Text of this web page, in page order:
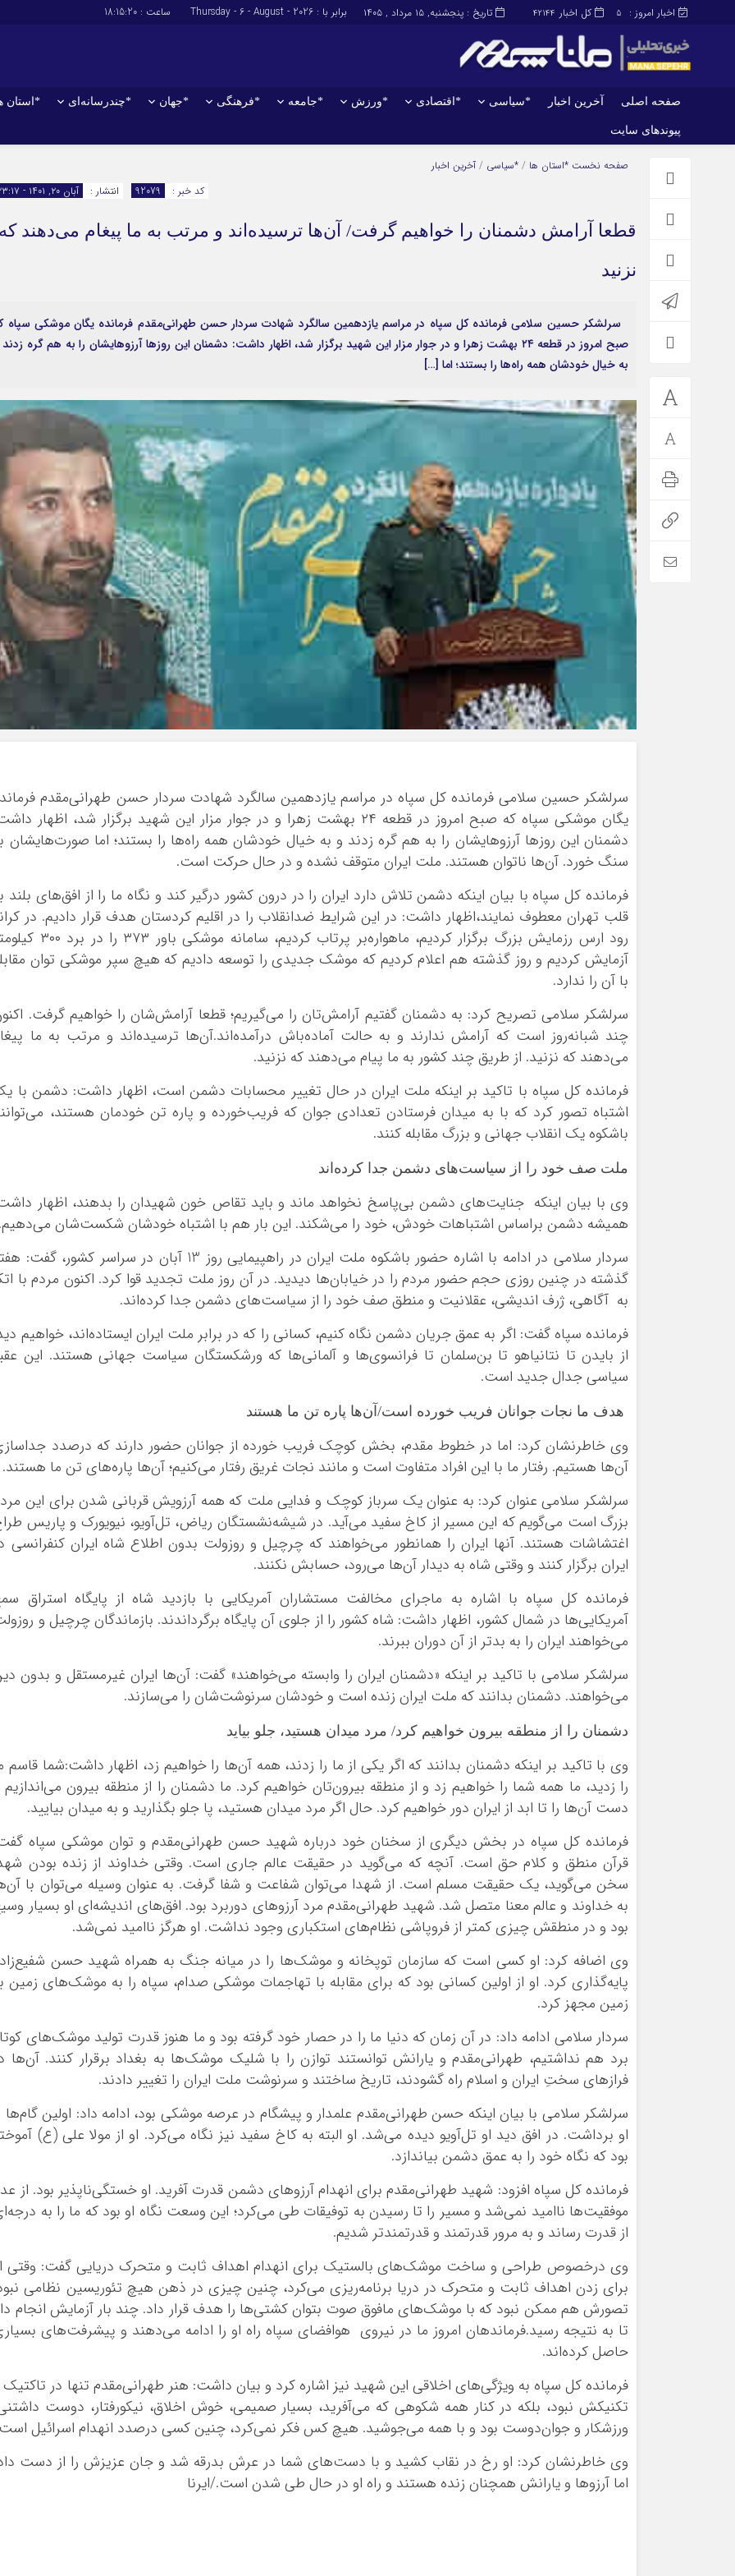
کل اخبار 42144 اخبار امروز : 5 تاریخ : پنجشنبه, ۱۵ مرداد , ۱۴۰۵ برابر با : Thursday - 6 - August - 2026 ساعت : 18:15:21
صفحه اصلی آخرین اخبار *سیاسی *اقتصادی *ورزش *جامعه *فرهنگی *جهان *چندرسانه‌ای *استان
پیوندهای سایت
صفحه اصلی آخرین اخبار
مجلس
بانک ها
نفت و انرژی
ارتباطات و
اقتصاد بین
آگهی های
*فرهنگی *جهان
بین الملل
آسیای غربی
آمریکا و اروپا
*چندرسانه‌ای
صوت و فیلم
*استان ها
آذربایجان شرقی
آذربایجان
البرز
تهران
چهار محال و
خراسان
خراسان
خوزستان
زنجان
سمنان
فارس
قزوین
کردستان
کرمان
گیلان
لرستان
مازندران
مرکزی
همدان
یزد
صفحه نخست *استان ها / *سیاسی / آخرین اخبار
انتشار :
آبان ۲۰, ۱۴۰۱ - ۲۳:۱۷ کد خبر : 92079
قطعا آرامش‌ دشمنان را خواهیم گرفت/ آن‌ها ترسیده‌اند و مرتب به ما پیغام می‌دهند که
نزنید
سرلشکر حسین سلامی فرمانده کل سپاه در مراسم یازدهمین سالگرد شهادت سردار حسن طهرانی‌مقدم فرمانده یگان موشکی سپاه
صبح امروز در قطعه ۲۴ بهشت زهرا و در جوار مزار این شهید برگزار شد، اظهار داشت: دشمنان این روزها آرزوهایشان را به هم گره
به خیال خودشان همه راه‌ها را بستند؛ اما […]
سرلشکر حسین سلامی فرمانده کل سپاه در مراسم یازدهمین سالگرد شهادت سردار حسن طهرانی‌مقدم
یگان موشکی سپاه که صبح امروز در قطعه ۲۴ بهشت زهرا و در جوار مزار این شهید برگزار شد، اظهار
دشمنان این روزها آرزوهایشان را به هم گره زدند و به خیال خودشان همه راه‌ها را بستند؛ اما صورت‌هایشان
سنگ خورد. آن‌ها ناتوان هستند. ملت ایران متوقف نشده و در حال حرکت است.
فرمانده کل سپاه با بیان اینکه دشمن تلاش دارد ایران را در درون کشور درگیر کند و نگاه ما را از افق‌های بلند
قلب تهران معطوف نمایند،اظهار داشت: در این شرایط ضدانقلاب را در اقلیم کردستان هدف قرار دادیم. در
رود ارس رزمایش بزرگ برگزار کردیم، ماهواره‌بر پرتاب کردیم، سامانه موشکی باور
آزمایش کردیم و روز گذشته هم اعلام کردیم که موشک جدیدی را توسعه دادیم که هیچ سپر موشکی توان
با آن را ندارد.
سرلشکر سلامی تصریح کرد: به دشمنان گفتیم آرامش‌تان را می‌گیریم؛ قطعا آرامش‌شان را خواهیم گرفت.
چند شبانه‌روز است که آرامش ندارند و به حالت آماده‌باش درآمده‌اند.آن‌ها ترسیده‌اند و مرتب به ما
می‌دهند که نزنید. از طریق چند کشور به ما پیام می‌دهند که نزنید.
فرمانده کل سپاه با تاکید بر اینکه ملت ایران در حال تغییر محسابات دشمن است، اظهار داشت: دشمن با
اشتباه تصور کرد که با به میدان فرستادن تعدادی جوان که فریب‌خورده و پاره تن خودمان هستند،
باشکوه یک انقلاب جهانی و بزرگ مقابله کنند.
ملت صف خود را از سیاست‌های دشمن جدا کرده‌اند
وی با بیان اینکه جنایت‌های دشمن بی‌پاسخ نخواهد ماند و باید تقاص خون شهیدان را بدهند، اظهار
همیشه دشمن براساس اشتباهات خودش، خود را می‌شکند. این بار هم با اشتباه خودشان شکست‌شان می‌دهیم.
سردار سلامی در ادامه با اشاره حضور باشکوه ملت ایران در راهپیمایی روز 13 آبان در سراسر کشور،
گذشته در چنین روزی حجم حضور مردم را در خیابان‌ها دیدید. در آن روز ملت تجدید قوا کرد. اکنون مردم با
به آگاهی، ژرف اندیشی، عقلانیت و منطق صف خود را از سیاست‌های دشمن جدا کرده‌اند.
فرمانده سپاه گفت: اگر به عمق جریان دشمن نگاه کنیم، کسانی را که در برابر ملت ایران ایستاده‌اند، خواهیم
از بایدن تا نتانیاهو تا بن‌سلمان تا فرانسوی‌ها و آلمانی‌ها که ورشکستگان سیاست جهانی هستند. این
سیاسی جدال جدید است.
هدف ما نجات جوانان فریب خورده است/آن‌ها پاره تن ما هستند
وی خاطرنشان کرد: اما در خطوط مقدم، بخش کوچک فریب خورده از جوانان حضور دارند که درصدد
آن‌ها هستیم. رفتار ما با این افراد متفاوت است و مانند نجات غریق رفتار می‌کنیم؛ آن‌ها پاره‌های تن ما هستند.
سرلشکر سلامی عنوان کرد: به عنوان یک سرباز کوچک و فدایی ملت که همه آرزویش قربانی شدن برای این
بزرگ است می‌گویم که این مسیر از کاخ سفید می‌آید. در شیشه‌نشستگان ریاض، تل‌آویو، نیویورک و پاریس
اغتشاشات هستند. آنها ایران را همانطور می‌خواهند که چرچیل و روزولت بدون اطلاع شاه ایران کنفرانسی
ایران برگزار کنند و وقتی شاه به دیدار آن‌ها می‌رود، حسابش نکنند.
فرمانده کل سپاه با اشاره به ماجرای مخالفت مستشاران آمریکایی با بازدید شاه از پایگاه استراق
آمریکایی‌ها در شمال کشور، اظهار داشت: شاه کشور را از جلوی آن پایگاه برگرداندند. بازماندگان چرچیل و
می‌خواهند ایران را به بدتر از آن دوران ببرند.
سرلشکر سلامی با تاکید بر اینکه «دشمنان ایران را وابسته می‌خواهند» گفت: آن‌ها ایران غیرمستقل و بدون
می‌خواهند. دشمنان بدانند که ملت ایران زنده است و خودشان سرنوشت‌شان را می‌سازند.
دشمنان را از منطقه بیرون خواهیم کرد/ مرد میدان هستید، جلو بیاید
وی با تاکید بر اینکه دشمنان بدانند که اگر یکی از ما را زدند، همه آن‌ها را خواهیم زد، اظهار داشت:شما قاسم
را زدید، ما همه شما را خواهیم زد و از منطقه بیرون‌تان خواهیم کرد. ما دشمنان را از منطقه بیرون
دست آن‌ها را تا ابد از ایران دور خواهیم کرد. حال اگر مرد میدان هستید، پا جلو بگذارید و به میدان بیایید.
فرمانده کل سپاه در بخش دیگری از سخنان خود درباره شهید حسن طهرانی‌مقدم و توان موشکی سپاه
قرآن منطق و کلام حق است. آنچه که می‌گوید در حقیقت عالم جاری است. وقتی خداوند از زنده بودن
سخن می‌گوید، یک حقیقت مسلم است. از شهدا می‌توان شفاعت و شفا گرفت. به عنوان وسیله می‌توان با
به خداوند و عالم معنا متصل شد. شهید طهرانی‌مقدم مرد آرزوهای دوربرد بود. افق‌های اندیشه‌ای او بسیار
بود و در منطقش چیزی کمتر از فروپاشی نظام‌های استکباری وجود نداشت. او هرگز ناامید نمی‌شد.
وی اضافه کرد: او کسی است که سازمان توپخانه و موشک‌ها را در میانه جنگ به همراه شهید حسن
پایه‌گذاری کرد. او از اولین کسانی بود که برای مقابله با تهاجمات موشکی صدام، سپاه را به موشک‌های زمین
زمین مجهز کرد.
سردار سلامی ادامه داد: در آن زمان که دنیا ما را در حصار خود گرفته بود و ما هنوز قدرت تولید موشک‌های
برد هم نداشتیم، طهرانی‌مقدم و یارانش توانستند توازن را با شلیک موشک‌ها به بغداد برقرار کنند. آن‌ها
فرازهای سختِ ایران و اسلام راه گشودند، تاریخ ساختند و سرنوشت ملت ایران را تغییر دادند.
سرلشکر سلامی با بیان اینکه حسن طهرانی‌مقدم علمدار و پیشگام در عرصه موشکی بود، ادامه داد: اولین گام‌ها
او برداشت. در افق دید او تل‌آویو دیده می‌شد. او البته به کاخ سفید نیز نگاه می‌کرد. او از مولا علی (ع)
بود که نگاه خود را به عمق دشمن بیاندازد.
فرمانده کل سپاه افزود: شهید طهرانی‌مقدم برای انهدام آرزوهای دشمن قدرت آفرید. او خستگی‌ناپذیر بود. از
موفقیت‌ها ناامید نمی‌شد و مسیر را تا رسیدن به توفیقات طی می‌کرد؛ این وسعت نگاه او بود که ما را به
از قدرت رساند و به مرور قدرتمند و قدرتمندتر شدیم.
وی درخصوص طراحی و ساخت موشک‌های بالستیک برای انهدام اهداف ثابت و متحرک دریایی گفت: وقتی
برای زدن اهداف ثابت و متحرک در دریا برنامه‌ریزی می‌کرد، چنین چیزی در ذهن هیچ تئوریسین نظامی
تصورش هم ممکن نبود که با موشک‌های مافوق صوت بتوان کشتی‌ها را هدف قرار داد. چند بار آزمایش انجام
تا به نتیجه رسید.فرماندهان امروز ما در نیروی هوافضای سپاه راه او را ادامه می‌دهند و پیشرفت‌های
حاصل کرده‌اند.
فرمانده کل سپاه به ویژگی‌های اخلاقی این شهید نیز اشاره کرد و بیان داشت: هنر طهرانی‌مقدم تنها در
تکنیکش نبود، بلکه در کنار همه شکوهی که می‌آفرید، بسیار صمیمی، خوش اخلاق، نیکورفتار، دوست
ورزشکار و جوان‌دوست بود و با همه می‌جوشید. هیچ کس فکر نمی‌کرد، چنین کسی درصدد انهدام اسرائیل
وی خاطرنشان کرد: او رخ در نقاب کشید و با دست‌های شما در عرش بدرقه شد و جان عزیزش را از دست
اما آرزوها و یارانش همچنان زنده هستند و راه او در حال طی شدن است./ایرنا